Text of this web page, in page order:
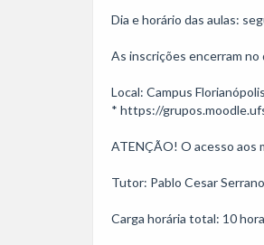
Dia e horário das aulas:
As inscrições encerram no
Local: Campus
* https://
ATENÇÃO! O acesso aos
Tutor: Pablo Cesar
Carga horária total: 10